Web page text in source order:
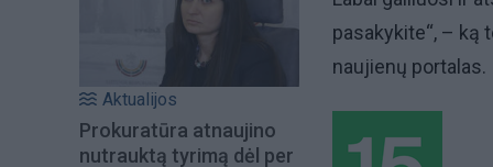
Aktualijos
Prokuratūra atnaujino
nutrauktą tyrimą dėl per
pasakykite“, – ką
naujienų portalas.